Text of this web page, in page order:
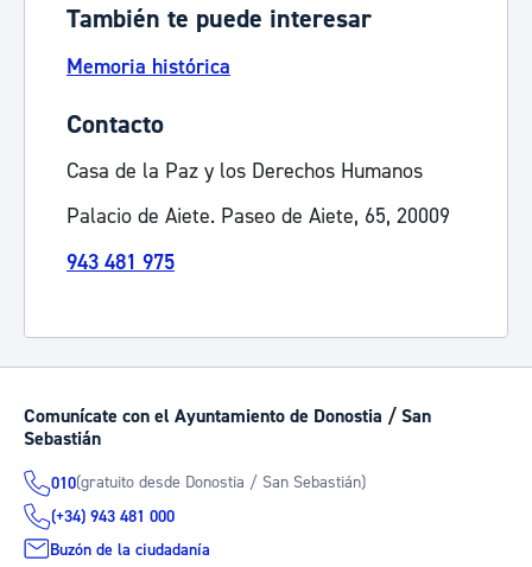
También te puede interesar
Memoria histórica
Contacto
Casa de la Paz y los Derechos Humanos
Palacio de Aiete. Paseo de Aiete, 65, 20009
943 481 975
Comunícate con el Ayuntamiento de Donostia / San
Sebastián
010(gratuito desde Donostia / San Sebastián)
(+34) 943 481 000
Buzón de la ciudadanía